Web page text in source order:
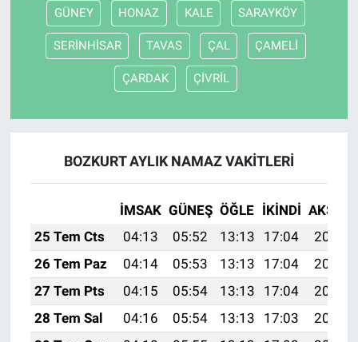
GÜNEY HONAZ KALE SARAYKÖY
SERİNHİSAR TAVAS ÇAL ÇAMELİ
ÇARDAK ÇİVRİL
BOZKURT AYLIK NAMAZ VAKITLERI
İMSAK GÜNEŞ ÖĞLE İKINDI AKŞAM
25 Tem Cts
04:13 05:52 13:13 17:04
20:24
26 Tem Paz
04:14 05:53 13:13 17:04
20:24
27 Tem Pts
04:15 05:54 13:13 17:04
20:23
28 Tem Sal
04:16 05:54 13:13 17:03
20:22